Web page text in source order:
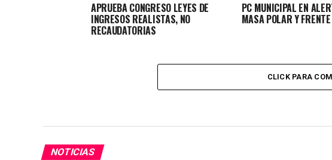
APRUEBA CONGRESO LEYES DE
INGRESOS REALISTAS, NO
RECAUDATORIAS
PC MUNICIPAL EN
MASA POLAR Y
CLICK PARA
NOTICIAS